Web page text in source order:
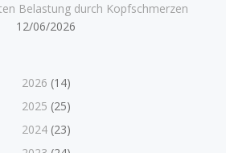
Belastung durch Kopfschmerzen
12/06/2026
2026 (14)
2025 (25)
2024(23)